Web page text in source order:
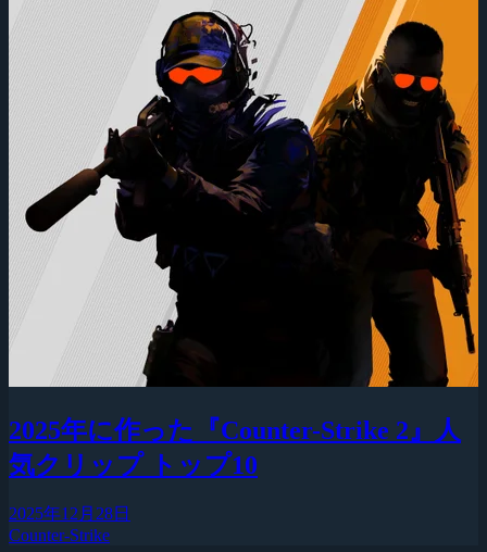
2025年に作った『Counter-Strike 2』人
気クリップ トップ10
2025年12月28日
Counter-Strike